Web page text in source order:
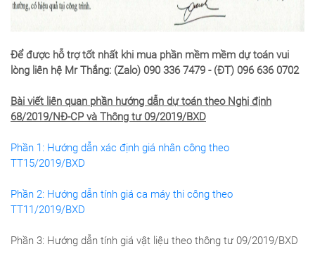
Để được hỗ trợ tốt nhất khi mua phần mềm mềm dự toán vui
lòng liên hệ Mr Thắng: (Zalo) 090 336 7479 - (ĐT) 096 636 0702
Bài viết liên quan phần hướng dẫn dự toán theo Nghị định
68/2019/NĐ-CP và Thông tư 09/2019/BXD
Phần 1: Hướng dẫn xác định giá nhân công theo
TT15/2019/BXD
Phần 2: Hướng dẫn tính giá ca máy thi công theo
TT11/2019/BXD
Phần 3: Hướng dẫn tính giá vật liệu theo thông tư 09/2019/BXD